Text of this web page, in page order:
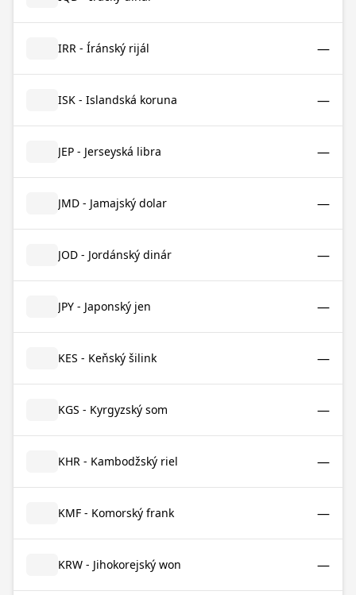
IRR - Íránský rijál —
ISK - Islandská koruna —
JEP - Jerseyská libra —
JMD - Jamajský dolar —
JOD - Jordánský dinár —
JPY - Japonský jen —
KES - Keňský šilink —
KGS - Kyrgyzský som —
KHR - Kambodžský riel —
KMF - Komorský frank —
KRW - Jihokorejský won —